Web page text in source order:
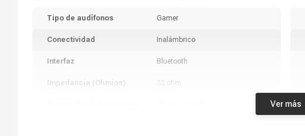
Tipo de audífonos Gamer
Conectividad Inalámbrico
Interfaz Bluetooth
Impedancia (Ohmios) 32 ohm.
Ver más